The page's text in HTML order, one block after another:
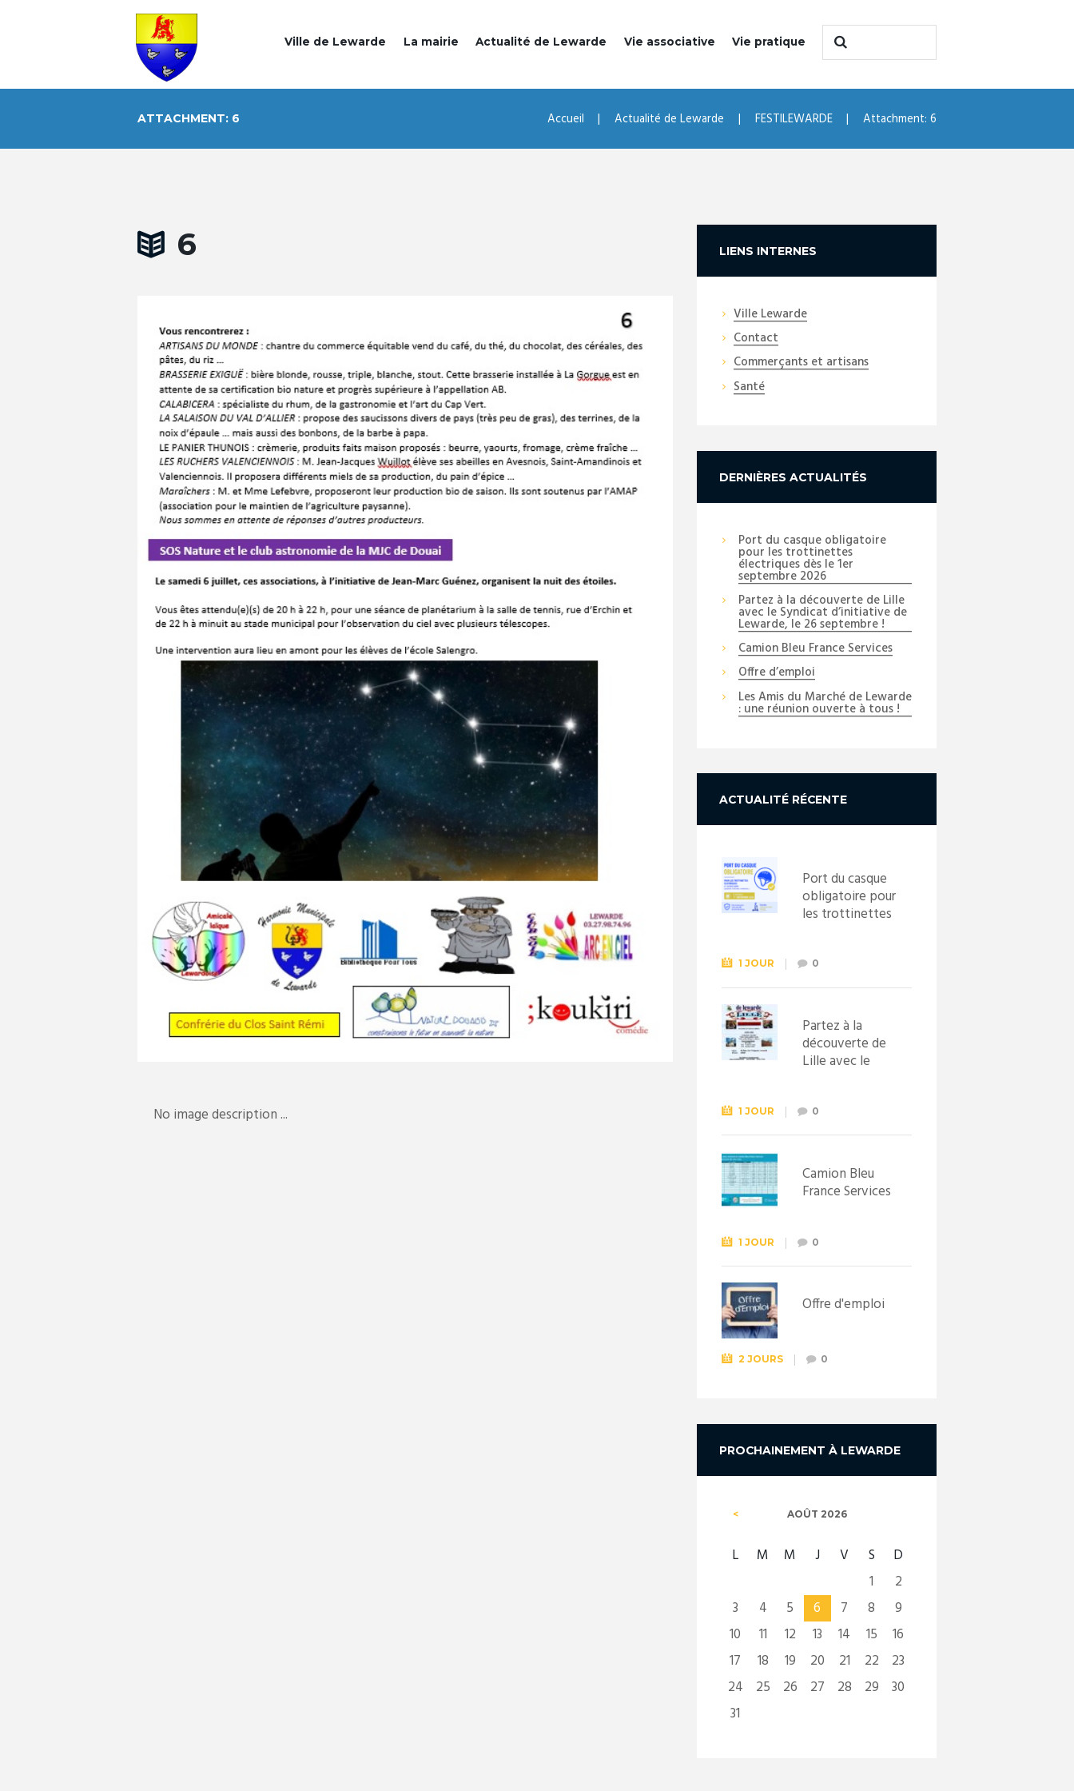
Ville de Lewarde La mairie Actualité de Lewarde Vie associative Vie pratique
ATTACHMENT: 6 Accueil Actualité de Lewarde FESTILEWARDE Attachment: 6
6
5
No image description ...
LIENS INTERNES
Ville Lewarde
Contact
Commerçants et artisans
Santé
DERNIÈRES ACTUALITÉS
Port du casque obligatoire
pour les trottinettes
électriques dès le 1er
septembre 2026
Partez à la découverte de Lille
avec le Syndicat d’initiative de
Lewarde, le 26 septembre !
Camion Bleu France Services
Offre d’emploi
Les Amis du Marché de Lewarde
: une réunion ouverte à tous !
ACTUALITÉ RÉCENTE
Port du casque
obligatoire pour
les trottinettes
septembre
2026
1 JOUR 0
Partez à la
découverte de
Lille avec le
Lewarde, le 26
septembre !
1 JOUR 0
Camion Bleu
France Services
1 JOUR 0
Offre d'emploi
2 JOURS 0
PROCHAINEMENT À LEWARDE
AOÛT 2026
L M M J V S
D
1
2
3
4 5 6 7 8
9
10
11 12 13 14 15
16
17
18 19 20 21 22
23
24
25 26 27 28 29
30
31